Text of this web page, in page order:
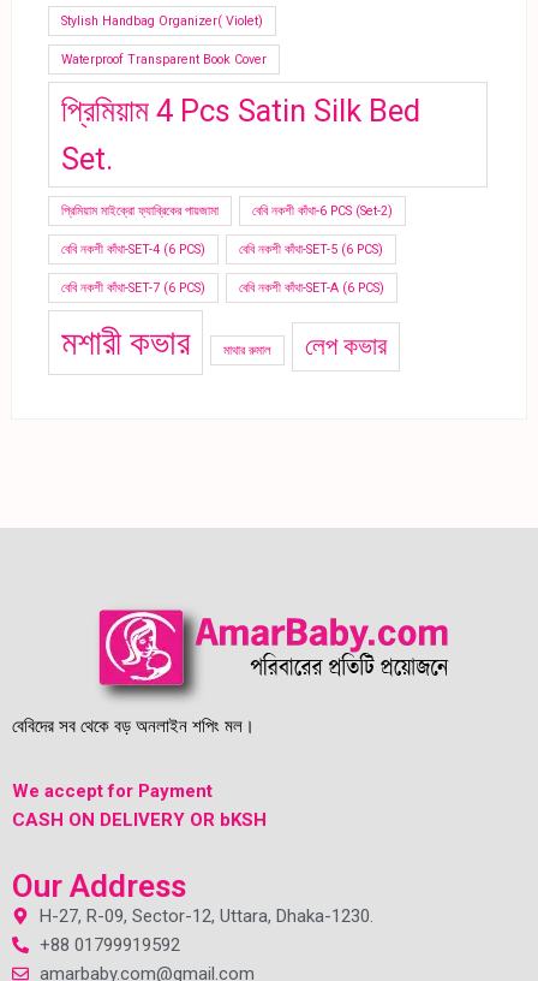
Stylish Handbag Organizer( Violet)
Waterproof Transparent Book Cover
প্রিমিয়াম 4 Pcs Satin Silk Bed
Set.
প্রিমিয়াম মাইক্রো ফ্যাব্রিকের পায়জামা বেবি নকশী কাঁথা-6 PCS (Set-2)
বেবি নকশী কাঁথা-SET-4 (6 PCS) বেবি নকশী কাঁথা-SET-5 (6 PCS)
বেবি নকশী কাঁথা-SET-7 (6 PCS) বেবি নকশী কাঁথা-SET-A (6 PCS)
মশারী কভার মাথার রুমাল লেপ কভার
বেবিদের সব থেকে বড় অনলাইন শপিং মল।
We accept for Payment
CASH ON DELIVERY OR bKSH
Our Address
H-27, R-09, Sector-12, Uttara, Dhaka-1230.
+88 01799919592
amarbaby.com@gmail.com